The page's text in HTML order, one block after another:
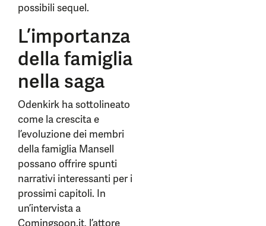
possibili sequel.
L’importanza
della famiglia
nella saga
Odenkirk ha sottolineato
come la crescita e
l’evoluzione dei membri
della famiglia Mansell
possano offrire spunti
narrativi interessanti per i
prossimi capitoli. In
un’intervista a
Comingsoon.it, l’attore